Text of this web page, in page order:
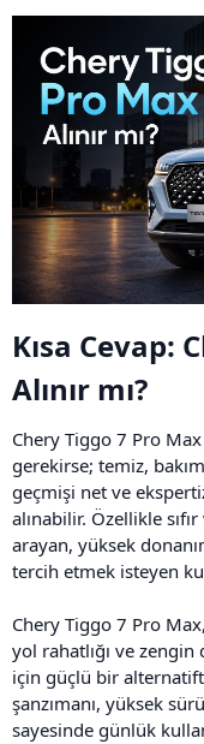
Kısa Cevap:
Alınır mı?​
Chery Tiggo 7 Pro Max
gerekirse; temiz,
geçmişi net ve
alınabilir. Özellikle
arayan, yüksek
tercih etmek isteyen
Chery Tiggo 7 Pro
yol rahatlığı ve zengin
için güçlü bir
şanzımanı, yüksek
sayesinde günlük